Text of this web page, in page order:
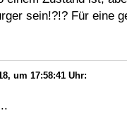
sein!?!? Für eine
um 17:58:41 Uhr: